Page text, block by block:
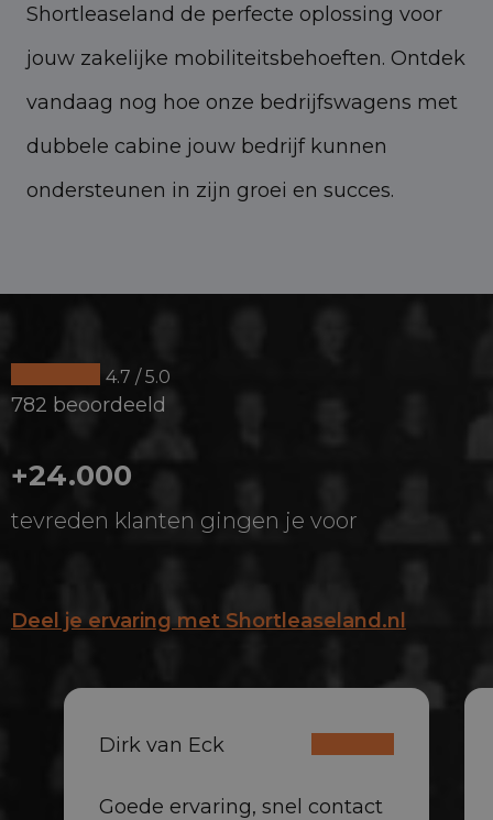
Shortleaseland de perfecte oplossing voor
jouw zakelijke mobiliteitsbehoeften. Ontdek
vandaag nog hoe onze bedrijfswagens met
dubbele cabine jouw bedrijf kunnen
ondersteunen in zijn groei en succes.
4.7 / 5.0
782 beoordeeld
+24.000
tevreden klanten gingen je voor
Deel je ervaring met Shortleaseland.nl
Dirk van Eck
Goede ervaring, snel contact